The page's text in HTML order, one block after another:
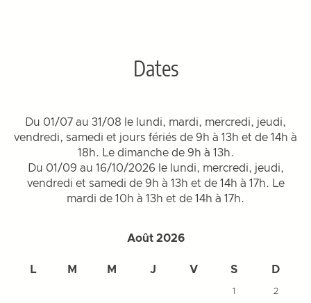
Dates
Du 01/07 au 31/08 le lundi, mardi, mercredi, jeudi,
vendredi, samedi et jours fériés de 9h à 13h et de 14h à
18h. Le dimanche de 9h à 13h.
Du 01/09 au 16/10/2026 le lundi, mercredi, jeudi,
vendredi et samedi de 9h à 13h et de 14h à 17h. Le
mardi de 10h à 13h et de 14h à 17h.
Août 2026
L M M J V S D
1 2